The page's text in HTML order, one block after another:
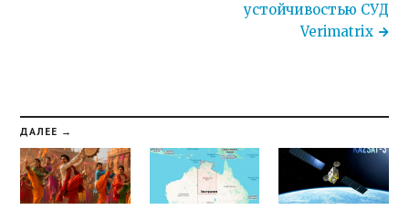
устойчивостью СУД
Verimatrix
ДАЛЕЕ →